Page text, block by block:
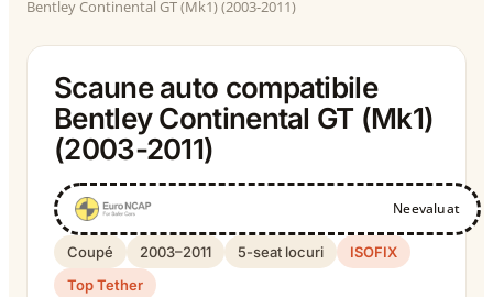
Bentley Continental GT (Mk1) (2003-2011)
Scaune auto compatibile
Bentley Continental GT (Mk1)
(2003-2011)
Neevaluat
Coupé 2003–2011 5-seat locuri
ISOFIX
Top Tether